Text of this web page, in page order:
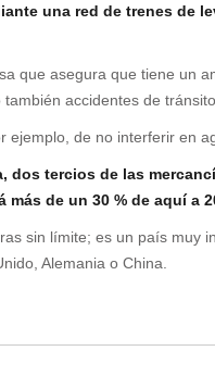
una red de trenes de
que asegura que tiene un
accidentes de tránsito.
de no interferir en
dos tercios de las
de un 30 % de aquí a
sin límite; es un país muy
Alemania o China.